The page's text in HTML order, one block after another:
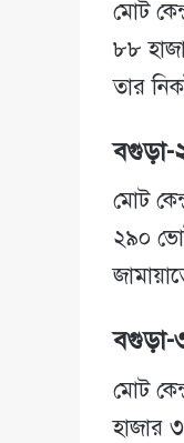
মোট
৮৮
তার
বগুড়া-
মোট
২৯০
বগুড়া-
মোট
হাজার